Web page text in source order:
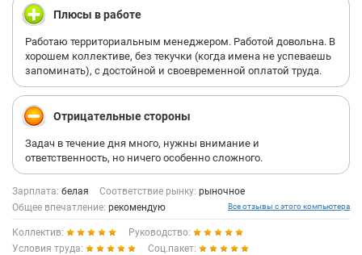
Вообще то там три менеджера работают -ведут розницу, и
вполне справляются и набор новых должен насторожить.
Вывод : Не тратьте время зря!
Плюсы в работе
Работаю территориальным менеджером. Работой довольна. В
хорошем коллективе, без текучки (когда имена не успеваешь
запоминать), с достойной и своевременной оплатой труда.
Отрицательные стороны
Задач в течение дня много, нужны внимание и
ответственность, но ничего особенно сложного.
Зарплата: белая Соответствие рынку: рыночное
Общее впечатление: рекомендую Все отзывы с этого компьютера
Коллектив:
Руководство:
Условия труда:
Соц.пакет: